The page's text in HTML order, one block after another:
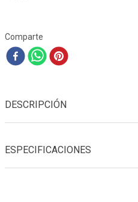
Comparte
DESCRIPCIÓN
ESPECIFICACIONES